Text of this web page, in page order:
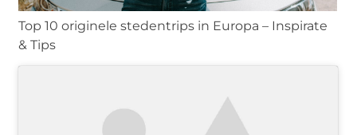
Top 10 originele stedentrips in Europa – Inspirate
& Tips